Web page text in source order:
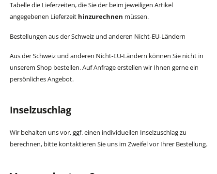
Tabelle die Lieferzeiten, die Sie der beim jeweiligen Artikel
angegebenen Lieferzeit hinzurechnen müssen.
Bestellungen aus der Schweiz und anderen Nicht-EU-Ländern
Aus der Schweiz und anderen Nicht-EU-Ländern können Sie nicht in
unserem Shop bestellen. Auf Anfrage erstellen wir Ihnen gerne ein
persönliches Angebot.
Inselzuschlag
Wir behalten uns vor, ggf. einen individuellen Inselzuschlag zu
berechnen, bitte kontaktieren Sie uns im Zweifel vor Ihrer Bestellung.